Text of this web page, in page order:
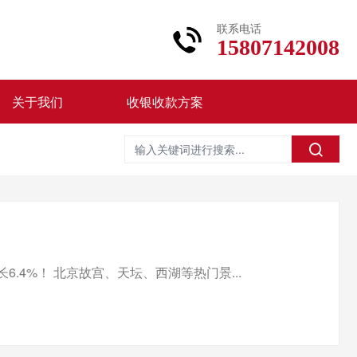
联系电话
15807142008
关于我们 收银收款方案
！ 北京故宫、天坛、西湖等热门景...